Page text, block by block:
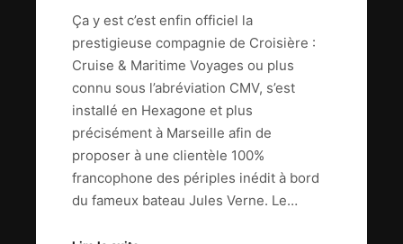
Ça y est c’est enfin officiel la
prestigieuse compagnie de Croisière :
Cruise & Maritime Voyages ou plus
connu sous l’abréviation CMV, s’est
installé en Hexagone et plus
précisément à Marseille afin de
proposer à une clientèle 100%
francophone des périples inédit à bord
du fameux bateau Jules Verne. Le…